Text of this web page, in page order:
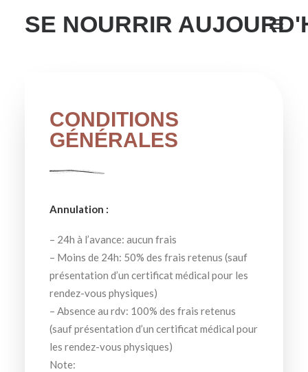
SE NOURRIR
RESSOURCES GRATUITES
À PROPOS
CONDITIONS
GÉNÉRALES
Annulation :
– 24h à l’avance: aucun frais
– Moins de 24h: 50% des frais retenus (sauf
présentation d’un certificat médical pour les
rendez-vous physiques)
– Absence au rdv: 100% des frais retenus
(sauf présentation d’un certificat médical pour
les rendez-vous physiques)
Note: